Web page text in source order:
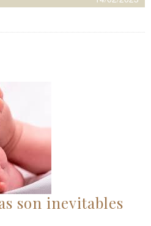
son inevitables